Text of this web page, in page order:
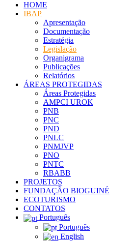
OficialHOME
IBAP
Apresentação
Documentação
Estratégia
Legislação
Organigrama
Publicações
Relatórios
ÁREAS PROTEGIDAS
Áreas Protegidas
AMPCI UROK
PNB
PNC
PND
PNLC
PNMJVP
PNO
PNTC
RBABB
PROJETOS
FUNDAÇÃO BIOGUINÉ
ECOTURISMO
CONTATOS
Português
Português
English